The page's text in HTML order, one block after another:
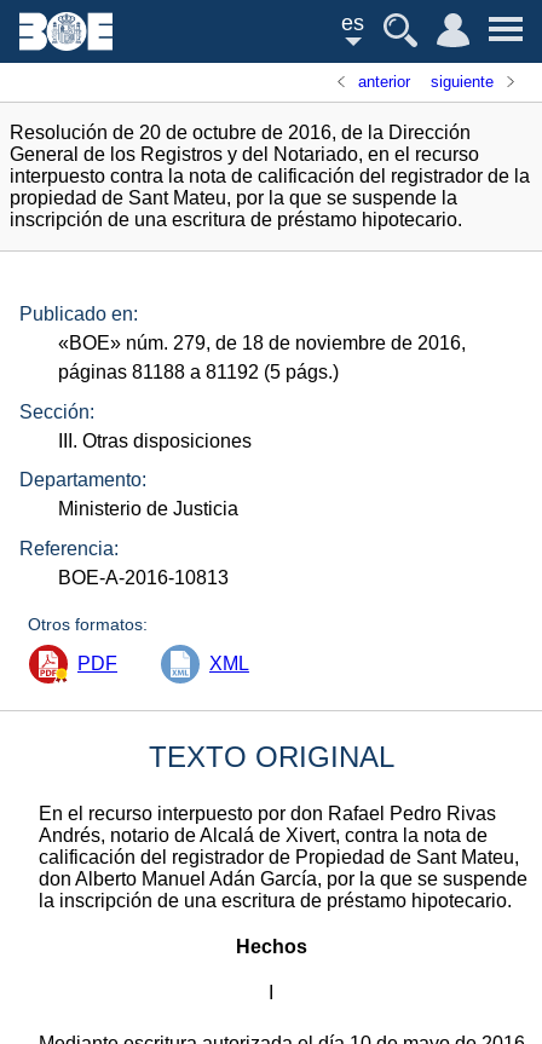
es
anterior siguiente
Resolución de 20 de octubre de 2016, de la Dirección
General de los Registros y del Notariado, en el recurso
interpuesto contra la nota de calificación del registrador de la
propiedad de Sant Mateu, por la que se suspende la
inscripción de una escritura de préstamo hipotecario.
Publicado en:
«BOE» núm. 279, de 18 de noviembre de 2016,
páginas 81188 a 81192 (5 págs.)
Sección:
III. Otras disposiciones
Departamento:
Ministerio de Justicia
Referencia:
BOE-A-2016-10813
Otros formatos:
PDF XML
TEXTO ORIGINAL
En el recurso interpuesto por don Rafael Pedro Rivas
Andrés, notario de Alcalá de Xivert, contra la nota de
calificación del registrador de Propiedad de Sant Mateu,
don Alberto Manuel Adán García, por la que se suspende
la inscripción de una escritura de préstamo hipotecario.
Hechos